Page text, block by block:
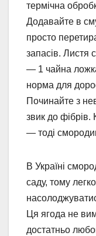
термічна
Додавайте в
просто
запасів. Листя
— 1 чайна
норма для
Починайте з
звик до фібрів.
— тоді
В Україні
саду, тому
Ця ягода не
достатньо